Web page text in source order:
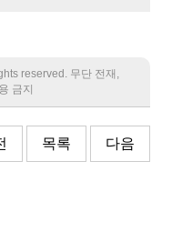
reserved. 무단 전재,
금지
목록 다음